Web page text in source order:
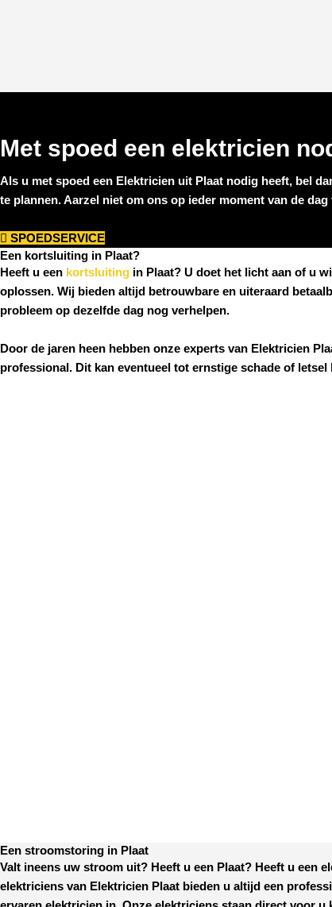
Met spoed een elektricien
Als u met spoed een Elektricien uit Plaat nodig heeft, bel
te plannen. Aarzel niet om ons op ieder moment van de
SPOEDSERVICE
Een kortsluiting in Plaat?
Heeft u een kortsluiting in Plaat? U doet het licht aan of u
oplossen. Wij bieden altijd betrouwbare en uiteraard
probleem op dezelfde dag nog verhelpen.
Door de jaren heen hebben onze experts van Elektricien
professional. Dit kan eventueel tot ernstige schade of
Een stroomstoring in Plaat
Valt ineens uw stroom uit? Heeft u een Plaat? Heeft u een
elektriciens van Elektricien Plaat bieden u altijd een